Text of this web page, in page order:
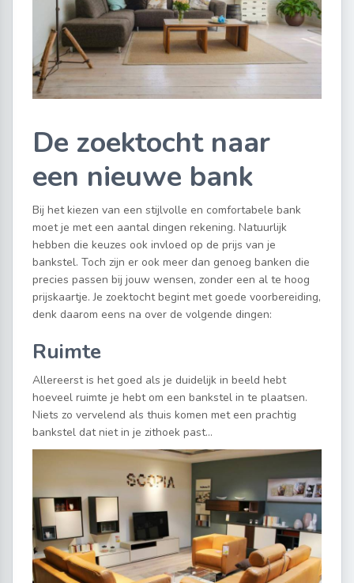
De zoektocht naar
een nieuwe bank
Bij het kiezen van een stijlvolle en comfortabele bank
moet je met een aantal dingen rekening. Natuurlijk
hebben die keuzes ook invloed op de prijs van je
bankstel. Toch zijn er ook meer dan genoeg banken die
precies passen bij jouw wensen, zonder een al te hoog
prijskaartje. Je zoektocht begint met goede voorbereiding,
denk daarom eens na over de volgende dingen:
Ruimte
Allereerst is het goed als je duidelijk in beeld hebt
hoeveel ruimte je hebt om een bankstel in te plaatsen.
Niets zo vervelend als thuis komen met een prachtig
bankstel dat niet in je zithoek past…